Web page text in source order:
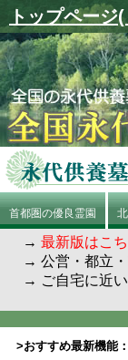
トップペー
首都圏の優良霊園
→ 最新版はこち
→ 公営・都立
→ ご自宅に近
>おすすめ最新機能：